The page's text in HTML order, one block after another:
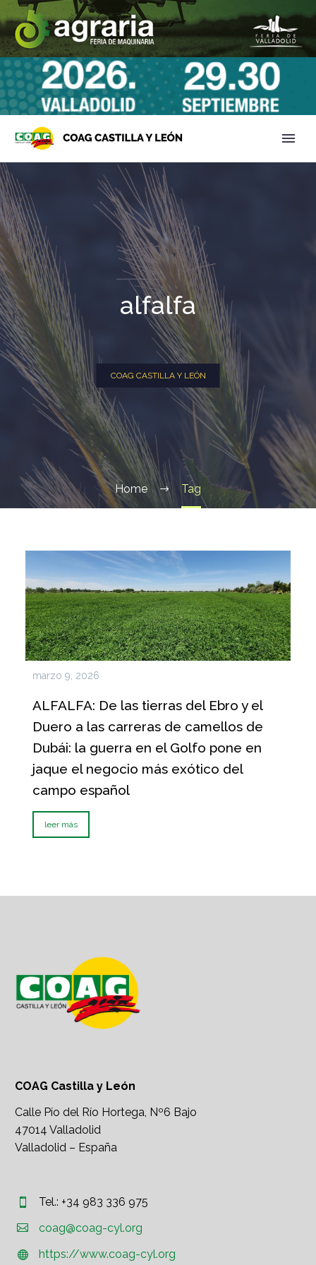
alfalfa
COAG CASTILLA Y LEÓN
Home Tag
marzo 9, 2026
ALFALFA: De las tierras del Ebro y el
Duero a las carreras de camellos de
Dubái: la guerra en el Golfo pone en
jaque el negocio más exótico del
campo español
leer más
COAG Castilla y León
Calle Pío del Río Hortega, Nº6 Bajo
47014 Valladolid
Valladolid – España

 Tel.: +34 983 336 975

 coag@coag-cyl.org

 https://www.coag-cyl.org